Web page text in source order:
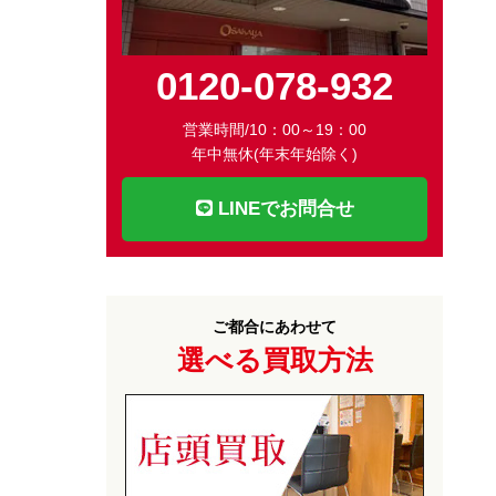
0120-078-932
営業時間/10：00～19：00
年中無休(年末年始除く)
LINEでお問合せ
ご都合にあわせて
選べる買取方法